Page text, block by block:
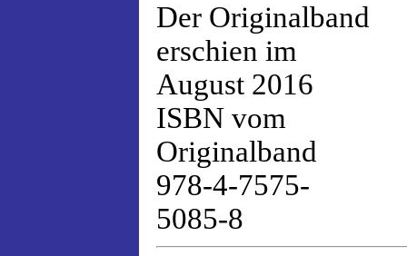
Der Originalband
erschien im
August 2016
ISBN vom
Originalband
978-4-7575-
5085-8